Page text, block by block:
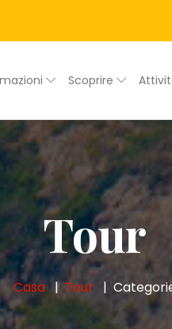
Scoprire
Tour
Casa Tour